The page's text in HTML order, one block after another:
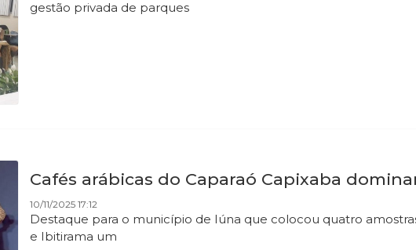
gestão privada de parques
Cafés arábicas do Caparaó Capixaba
10/11/2025 17:12
Destaque para o município de Iúna que colocou quatro
e Ibitirama um